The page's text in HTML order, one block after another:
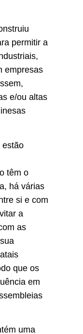
permitir a
empresas
e/ou altas
estão
têm o
há várias
si e com
a
as
que os
em
uma